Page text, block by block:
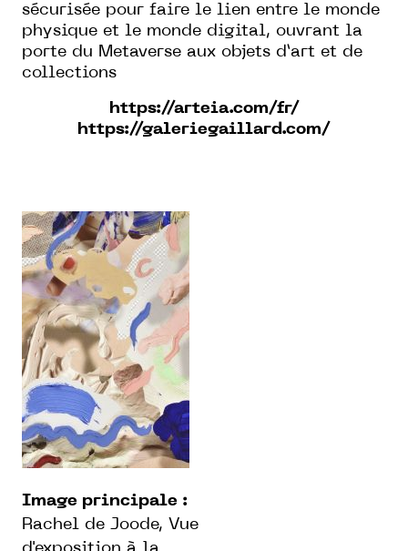
sécurisée pour faire le lien entre le monde
physique et le monde digital, ouvrant la
porte du Metaverse aux objets d’art et de
collections
https://arteia.com/fr/
https://galeriegaillard.com/
Image principale :
Rachel de Joode, Vue